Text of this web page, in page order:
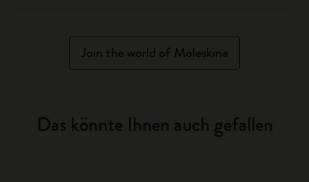
Join the world of Moleskine
Das könnte Ihnen auch gefallen